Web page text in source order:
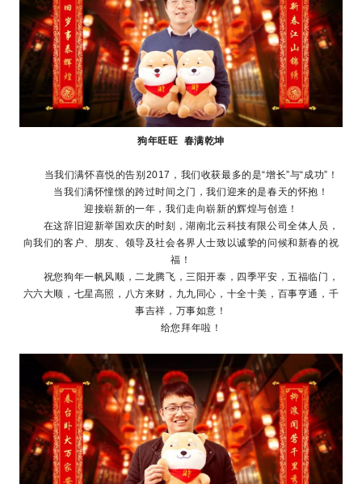
狗年旺旺 春满乾坤
当我们满怀喜悦的告别2017，我们收获最多的是“增长”与“成功”！
当我们满怀憧憬的跨过时间之门，我们迎来的是春天的怀抱！
迎接崭新的一年，我们走向崭新的辉煌与创造！
在这辞旧迎新举国欢庆的时刻，湖南北云科技有限公司全体人员，
向我们的客户、朋友、领导及社会各界人士致以诚挚的问候和新春的祝
福！
祝您狗年一帆风顺，二龙腾飞，三阳开泰，四季平安，五福临门，
六六大顺，七星高照，八方来财，九九同心，十全十美，百事亨通，千
事吉祥，万事如意！
给您拜年啦！